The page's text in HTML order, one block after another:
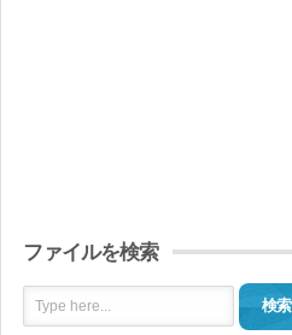
ファイルを検索
検索